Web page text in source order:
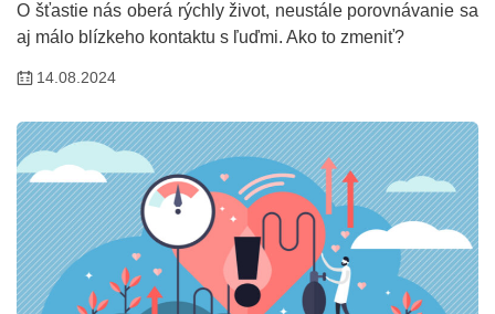
O šťastie nás oberá rýchly život, neustále porovnávanie sa
aj málo blízkeho kontaktu s ľuďmi. Ako to zmeniť?
14.08.2024